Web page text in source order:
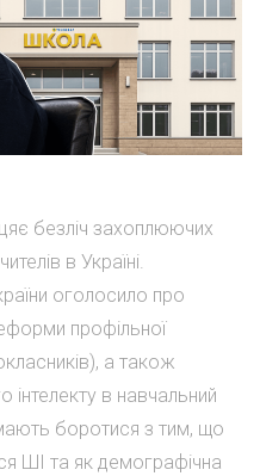
безліч захоплюючих
в Україні.
оголосило про
профільної
а також
в навчальний
боротися з тим, що
ШІ та як демографічна